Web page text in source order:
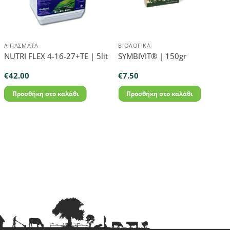
ΛΙΠΆΣΜΑΤΑ
NUTRI FLEX 4-16-27+TE | 5lit
€42.00
Προσθήκη στο καλάθι
ΒΙΟΛΟΓΙΚΆ
SYMBIVIT® | 150gr
€7.50
Προσθήκη στο καλάθι